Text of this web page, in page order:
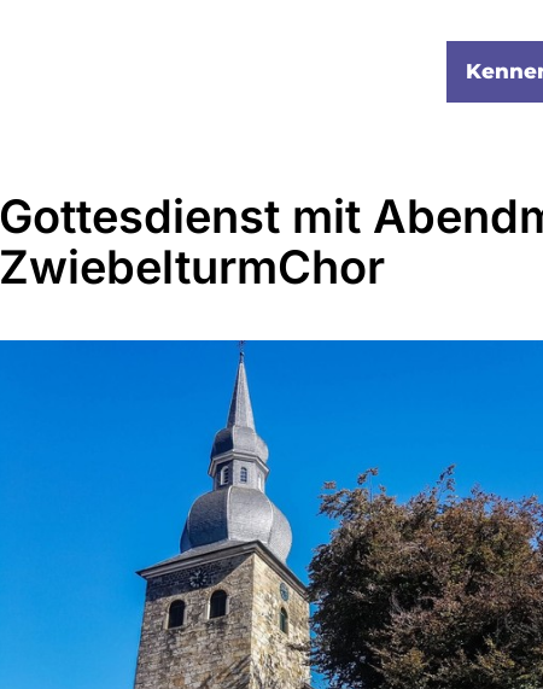
Gottesdienst mit
ZwiebelturmChor